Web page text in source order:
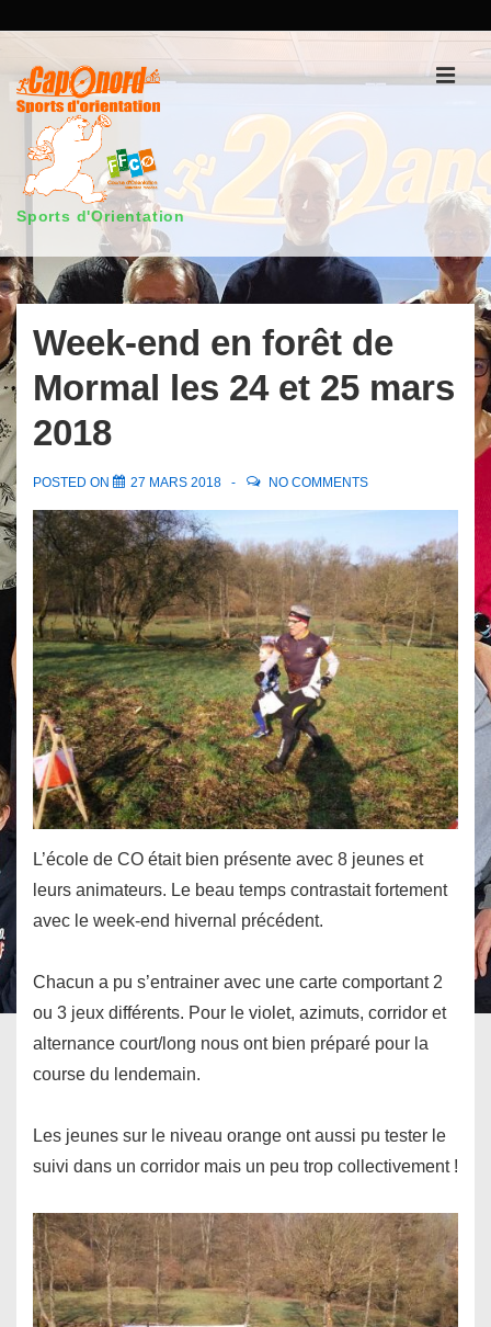
contenu
principal
Sports d'Orientation
Main
Navigation
Week-end en forêt de
Mormal les 24 et 25 mars
2018
POSTED ON 27 MARS 2018 NO COMMENTS
L’école de CO était bien présente avec 8 jeunes et
leurs animateurs. Le beau temps contrastait fortement
avec le week-end hivernal précédent.
Chacun a pu s’entrainer avec une carte comportant 2
ou 3 jeux différents. Pour le violet, azimuts, corridor et
alternance court/long nous ont bien préparé pour la
course du lendemain.
Les jeunes sur le niveau orange ont aussi pu tester le
suivi dans un corridor mais un peu trop collectivement !